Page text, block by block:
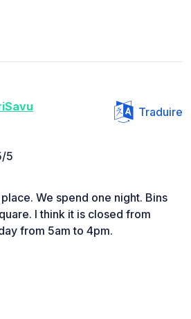
Traduire
5
We spend one night. Bins
I think it is closed from
from 5am to 4pm.